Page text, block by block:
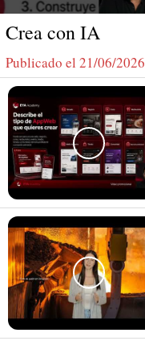
Crea con IA
Publicado el 21/06/2026